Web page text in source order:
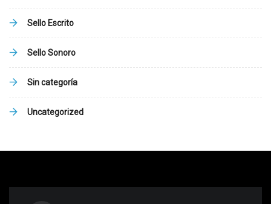
Sello Escrito
Sello Sonoro
Sin categoría
Uncategorized